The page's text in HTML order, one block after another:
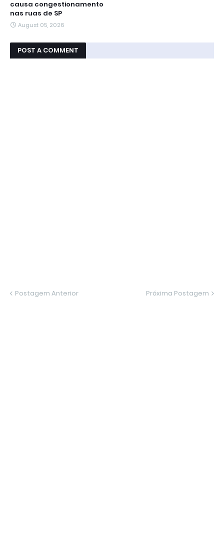
causa congestionamento
nas ruas de SP
August 05, 2026
POST A COMMENT
Postagem Anterior Próxima Postagem